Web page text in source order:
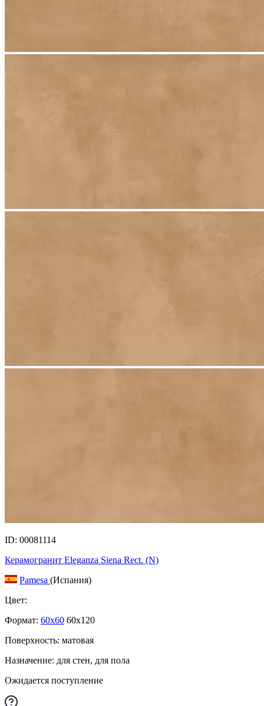
ID: 00081114
Керамогранит Eleganza Siena Rect. (N)
Pamesa (Испания)
Цвет:
Формат: 60x60 60x120
Поверхность: матовая
Назначение: для стен, для пола
Ожидается поступление